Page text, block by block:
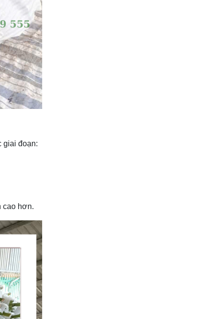
giai đoạn:
cao hơn.